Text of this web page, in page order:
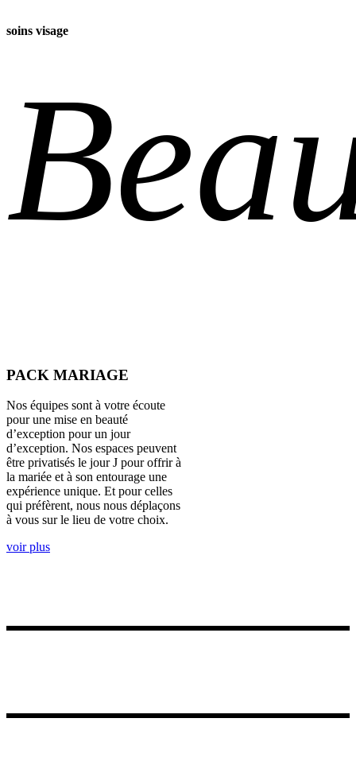
soins visage
PACK MARIAGE
Nos équipes sont à votre écoute
pour une mise en beauté
d’exception pour un jour
d’exception. Nos espaces peuvent
être privatisés le jour J pour offrir à
la mariée et à son entourage une
expérience unique. Et pour celles
qui préfèrent, nous nous déplaçons
à vous sur le lieu de votre choix.
voir plus